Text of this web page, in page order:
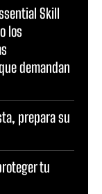
Skill
los
demandan
prepara su
tu